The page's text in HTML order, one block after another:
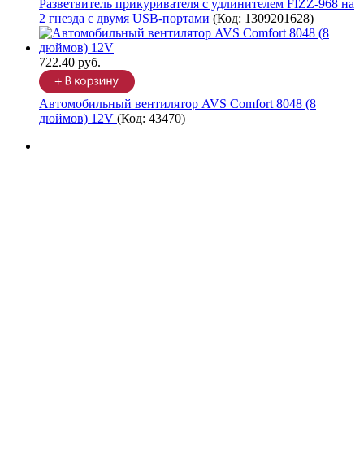
Разветвитель прикуривателя с удлинителем FIZZ-968 на
2 гнезда с двумя USB-портами (Код: 1309201628)
722.40 руб.
Автомобильный вентилятор AVS Comfort 8048 (8
дюймов) 12V (Код: 43470)